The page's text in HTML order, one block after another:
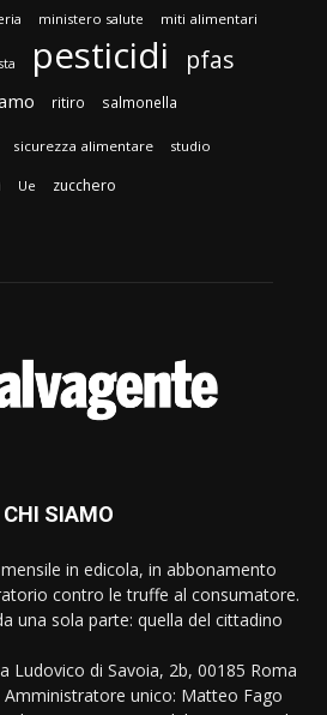
ministero salute miti alimentari
pesticidi pfas
ritiro salmonella
sicurezza alimentare studio
Ue zucchero
CHI SIAMO
mensile in edicola, in abbonamento
contro le truffe al consumatore.
una sola parte: quella del cittadino
Ludovico di Savoia, 2b, 00185 Roma
Amministratore unico: Matteo Fago